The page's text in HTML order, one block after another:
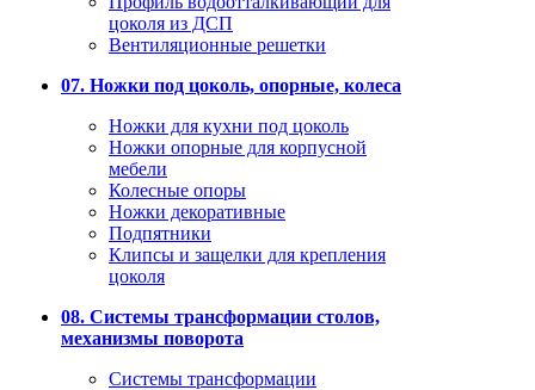
цоколя из ДСП
Вентиляционные решетки
07. Ножки под цоколь, опорные, колеса
Ножки для кухни под цоколь
Ножки опорные для корпусной
мебели
Колесные опоры
Ножки декоративные
Подпятники
Клипсы и защелки для крепления
цоколя
08. Системы трансформации столов,
механизмы поворота
Системы трансформации